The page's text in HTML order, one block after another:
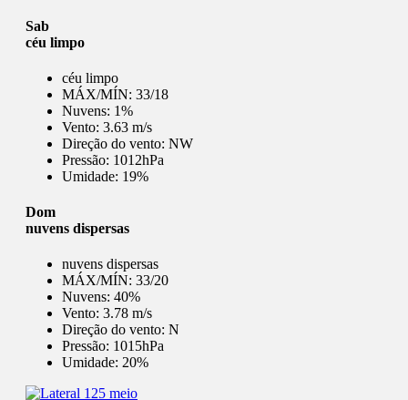
Sab
céu limpo
céu limpo
MÁX/MÍN: 33/18
Nuvens: 1%
Vento: 3.63 m/s
Direção do vento: NW
Pressão: 1012hPa
Umidade: 19%
Dom
nuvens dispersas
nuvens dispersas
MÁX/MÍN: 33/20
Nuvens: 40%
Vento: 3.78 m/s
Direção do vento: N
Pressão: 1015hPa
Umidade: 20%